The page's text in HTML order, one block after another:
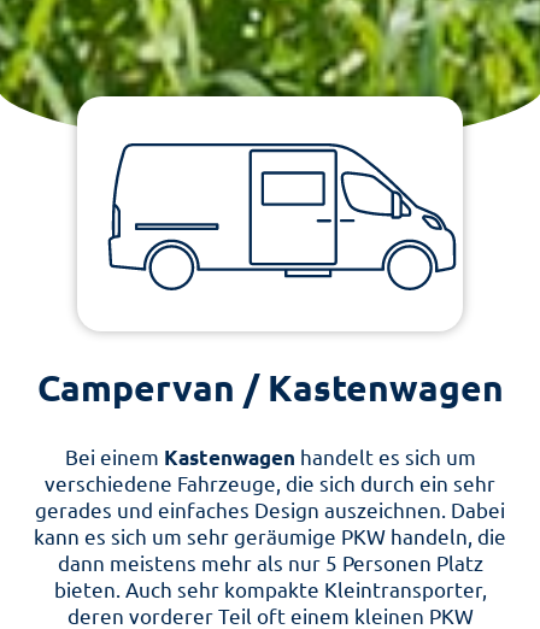
Campervan / Kastenwagen
Bei einem Kastenwagen handelt es sich um
verschiedene Fahrzeuge, die sich durch ein sehr
gerades und einfaches Design auszeichnen. Dabei
kann es sich um sehr geräumige PKW handeln, die
dann meistens mehr als nur 5 Personen Platz
bieten. Auch sehr kompakte Kleintransporter,
deren vorderer Teil oft einem kleinen PKW